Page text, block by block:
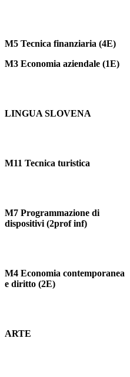
M5 Tecnica finanziaria (4E)
M3 Economia aziendale (1E)
LINGUA SLOVENA
M11 Tecnica turistica
M7 Programmazione di
dispositivi (2prof inf)
M4 Economia contemporanea
e diritto (2E)
ARTE